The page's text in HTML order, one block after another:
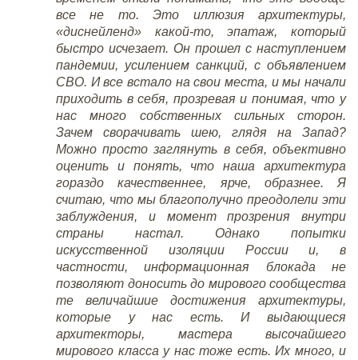
все не то. Это иллюзия архитектуры,
«диснейленд» какой-то, эпатаж, который
быстро исчезает. Он прошел с наступлением
пандемии, усилением санкций, с объявлением
СВО. И все встало на свои места, и мы начали
приходить в себя, прозревая и понимая, что у
нас много собственных сильных сторон.
Зачем сворачивать шею, глядя на Запад?
Можно просто заглянуть в себя, объективно
оценить и понять, что наша архитектура
гораздо качественнее, ярче, образнее. Я
считаю, что мы благополучно преодолели эти
заблуждения, и момент прозрения внутри
страны настал. Однако попытки
искусственной изоляции России и, в
частности, информационная блокада не
позволяют доносить до мирового сообщества
те величайшие достижения архитектуры,
которые у нас есть. И выдающиеся
архитекторы, мастера высочайшего
мирового класса у нас тоже есть. Их много, и